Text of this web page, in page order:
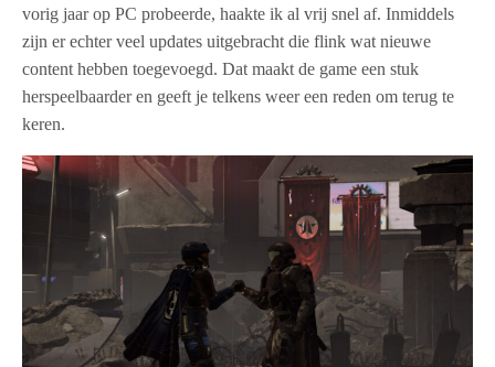
vorig jaar op PC probeerde, haakte ik al vrij snel af. Inmiddels
zijn er echter veel updates uitgebracht die flink wat nieuwe
content hebben toegevoegd. Dat maakt de game een stuk
herspeelbaarder en geeft je telkens weer een reden om terug te
keren.